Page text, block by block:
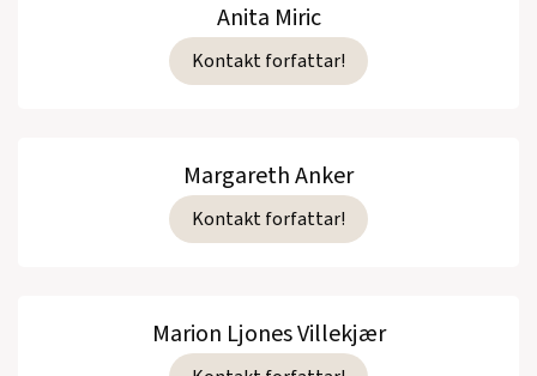
Anita Miric
Kontakt forfattar!
Margareth Anker
Kontakt forfattar!
Marion Ljones Villekjær